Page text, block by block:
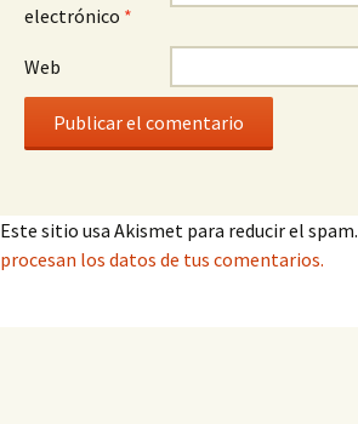
electrónico *
Web
Este sitio usa Akismet para reducir el spam.
procesan los datos de tus comentarios.